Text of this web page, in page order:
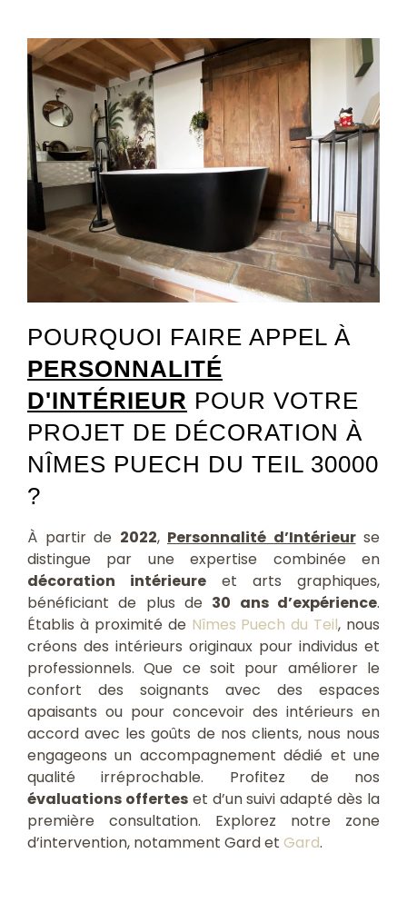
POURQUOI FAIRE APPEL À
PERSONNALITÉ
D'INTÉRIEUR POUR VOTRE
PROJET DE DÉCORATION À
NÎMES PUECH DU TEIL 30000
?
À partir de 2022, Personnalité d’Intérieurse
distingue par une expertise combinée en
décoration intérieure et arts graphiques,
bénéficiant de plus de 30 ans d’expérience.
Établis à proximité de Nîmes Puech du Teil, nous
créons des intérieurs originaux pour individus et
professionnels. Que ce soit pour améliorer le
confort des soignants avec des espaces
apaisants ou pour concevoir des intérieurs en
accord avec les goûts de nos clients, nous nous
engageons un accompagnement dédié et une
qualité irréprochable. Profitez de nos
évaluations offerteset d’un suivi adapté dès la
première consultation. Explorez notre zone
d’intervention, notamment Gard et Gard.